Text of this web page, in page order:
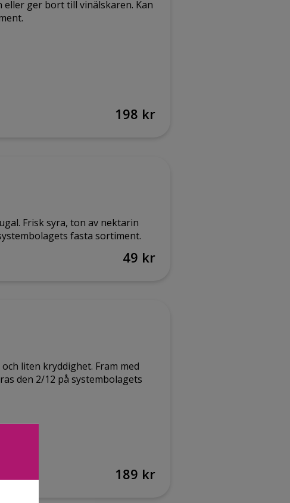
ger bort till vinälskaren. Kan
198 kr
Frisk syra, ton av nektarin
fasta sortiment.
49 kr
liten kryddighet. Fram med
den 2/12 på systembolagets
189 kr